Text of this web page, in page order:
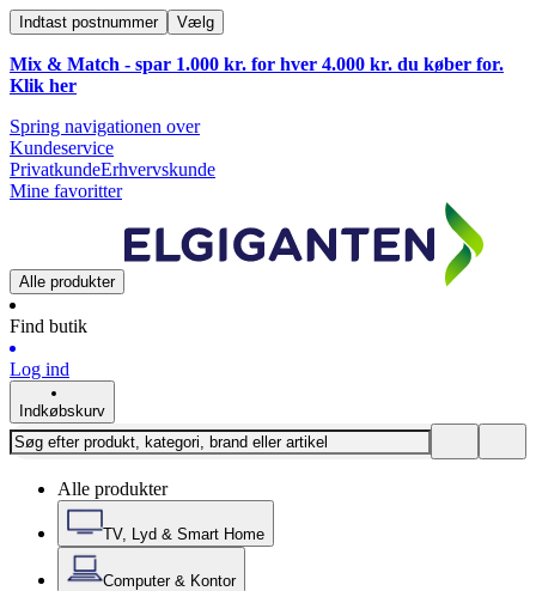
Indtast postnummer Vælg
Mix & Match - spar 1.000 kr. for hver 4.000 kr. du køber for.
Klik her
Spring navigationen over
Kundeservice
PrivatkundeErhvervskunde
Mine favoritter
Alle produkter
Find butik
Log ind
Indkøbskurv
Alle produkter
TV, Lyd & Smart Home
Computer & Kontor